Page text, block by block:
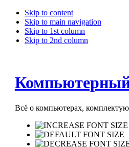
Skip to content
Skip to main navigation
Skip to 1st column
Skip to 2nd column
Всё о компьютерах,